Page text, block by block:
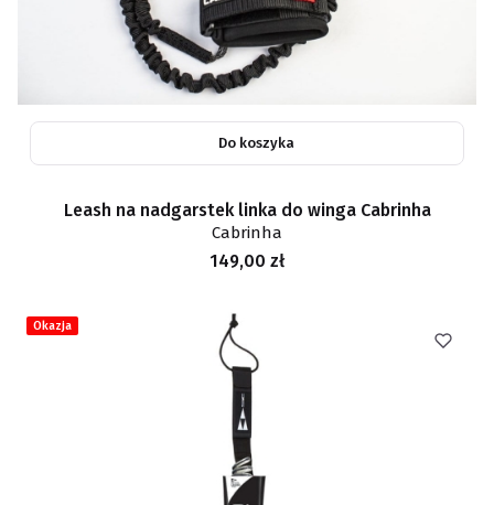
Do koszyka
Leash na nadgarstek linka do winga Cabrinha
Cabrinha
Cena
149,00 zł
Okazja